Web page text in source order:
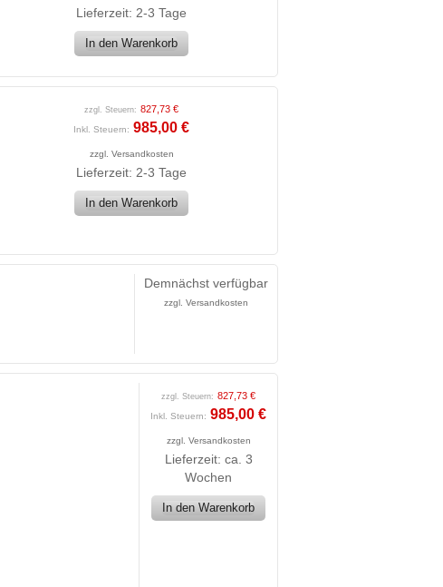
Lieferzeit: 2-3 Tage
In den Warenkorb
zzgl. Steuern: 827,73 €
Inkl. Steuern: 985,00 €
zzgl. Versandkosten
Lieferzeit: 2-3 Tage
In den Warenkorb
Demnächst verfügbar
zzgl. Versandkosten
zzgl. Steuern: 827,73 €
Inkl. Steuern: 985,00 €
zzgl. Versandkosten
Lieferzeit: ca. 3
Wochen
In den Warenkorb